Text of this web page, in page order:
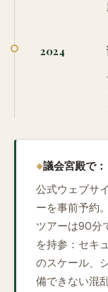
2024
議会宮殿で：
公式ウェブサ
ーを事前予約
ツアーは90分
を持参：セキ
のスケール、
備できない混